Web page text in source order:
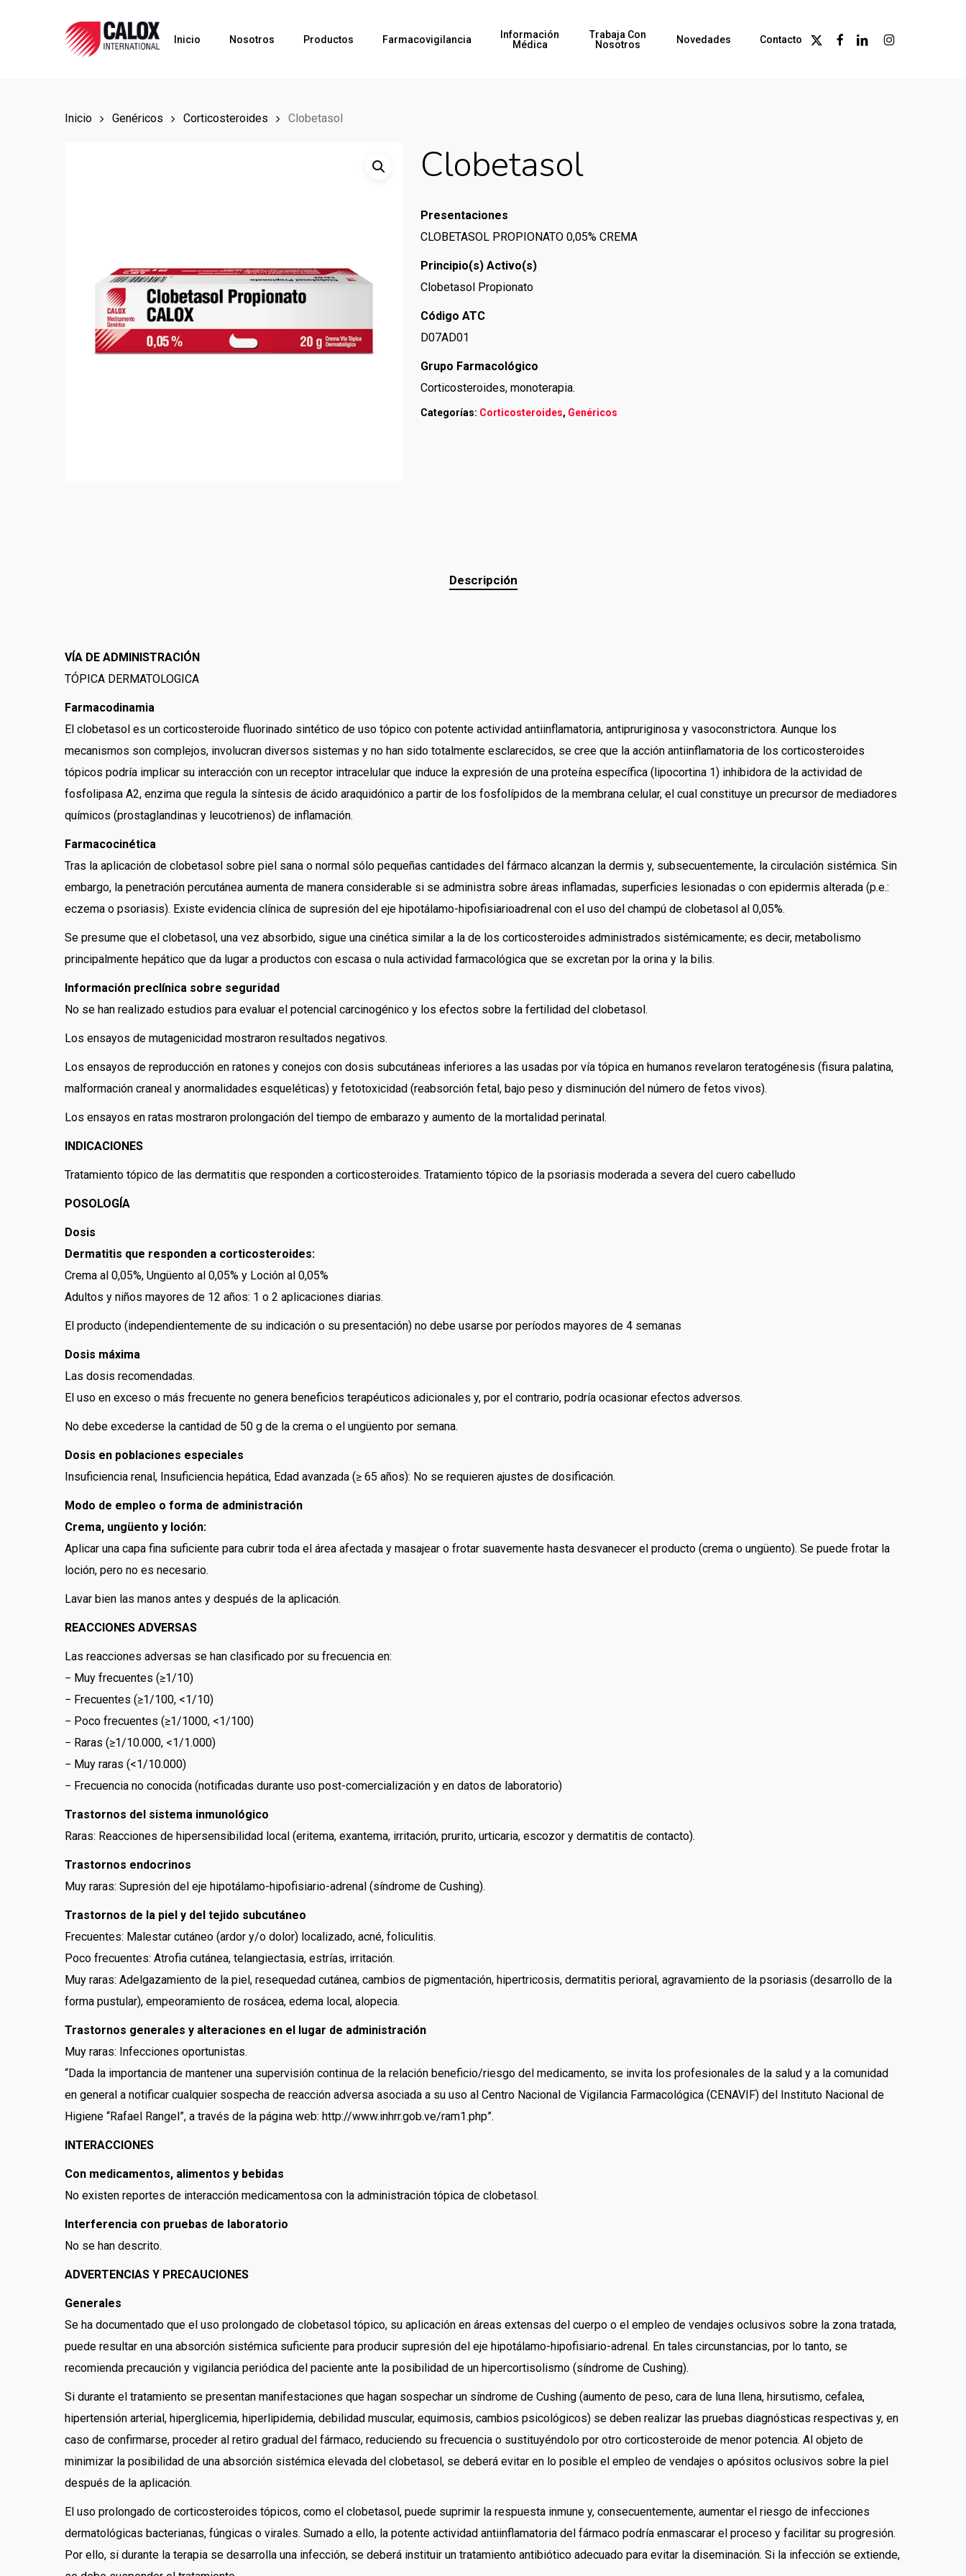
Inicio Nosotros Productos Farmacovigilancia
Información
Médica
Trabaja Con
Nosotros
Novedades Contacto
X-
Twitter
FacebookLinkedinInstagram
Inicio Genéricos Corticosteroides Clobetasol
Clobetasol
Presentaciones
CLOBETASOL PROPIONATO 0,05% CREMA
Principio(s) Activo(s)
Clobetasol Propionato
Código ATC
D07AD01
Grupo Farmacológico
Corticosteroides, monoterapia.
Categorías: Corticosteroides, Genéricos
Descripción
VÍA DE ADMINISTRACIÓN
TÓPICA DERMATOLOGICA
Farmacodinamia
El clobetasol es un corticosteroide fluorinado sintético de uso tópico con potente actividad antiinflamatoria, antipruriginosa y vasoconstrictora. Aunque los
mecanismos son complejos, involucran diversos sistemas y no han sido totalmente esclarecidos, se cree que la acción antiinflamatoria de los corticosteroides
tópicos podría implicar su interacción con un receptor intracelular que induce la expresión de una proteína específica (lipocortina 1) inhibidora de la actividad de
fosfolipasa A2, enzima que regula la síntesis de ácido araquidónico a partir de los fosfolípidos de la membrana celular, el cual constituye un precursor de mediadores
químicos (prostaglandinas y leucotrienos) de inflamación.
Farmacocinética
Tras la aplicación de clobetasol sobre piel sana o normal sólo pequeñas cantidades del fármaco alcanzan la dermis y, subsecuentemente, la circulación sistémica. Sin
embargo, la penetración percutánea aumenta de manera considerable si se administra sobre áreas inflamadas, superficies lesionadas o con epidermis alterada (p.e.:
eczema o psoriasis). Existe evidencia clínica de supresión del eje hipotálamo-hipofisiarioadrenal con el uso del champú de clobetasol al 0,05%.
Se presume que el clobetasol, una vez absorbido, sigue una cinética similar a la de los corticosteroides administrados sistémicamente; es decir, metabolismo
principalmente hepático que da lugar a productos con escasa o nula actividad farmacológica que se excretan por la orina y la bilis.
Información preclínica sobre seguridad
No se han realizado estudios para evaluar el potencial carcinogénico y los efectos sobre la fertilidad del clobetasol.
Los ensayos de mutagenicidad mostraron resultados negativos.
Los ensayos de reproducción en ratones y conejos con dosis subcutáneas inferiores a las usadas por vía tópica en humanos revelaron teratogénesis (fisura palatina,
malformación craneal y anormalidades esqueléticas) y fetotoxicidad (reabsorción fetal, bajo peso y disminución del número de fetos vivos).
Los ensayos en ratas mostraron prolongación del tiempo de embarazo y aumento de la mortalidad perinatal.
INDICACIONES
Tratamiento tópico de las dermatitis que responden a corticosteroides. Tratamiento tópico de la psoriasis moderada a severa del cuero cabelludo
POSOLOGÍA
Dosis
Dermatitis que responden a corticosteroides:
Crema al 0,05%, Ungüento al 0,05% y Loción al 0,05%
Adultos y niños mayores de 12 años: 1 o 2 aplicaciones diarias.
El producto (independientemente de su indicación o su presentación) no debe usarse por períodos mayores de 4 semanas
Dosis máxima
Las dosis recomendadas.
El uso en exceso o más frecuente no genera beneficios terapéuticos adicionales y, por el contrario, podría ocasionar efectos adversos.
No debe excederse la cantidad de 50 g de la crema o el ungüento por semana.
Dosis en poblaciones especiales
Insuficiencia renal, Insuficiencia hepática, Edad avanzada (≥ 65 años): No se requieren ajustes de dosificación.
Modo de empleo o forma de administración
Crema, ungüento y loción:
Aplicar una capa fina suficiente para cubrir toda el área afectada y masajear o frotar suavemente hasta desvanecer el producto (crema o ungüento). Se puede frotar la
loción, pero no es necesario.
Lavar bien las manos antes y después de la aplicación.
REACCIONES ADVERSAS
Las reacciones adversas se han clasificado por su frecuencia en:
− Muy frecuentes (≥1/10)
− Frecuentes (≥1/100, <1/10)
− Poco frecuentes (≥1/1000, <1/100)
− Raras (≥1/10.000, <1/1.000)
− Muy raras (<1/10.000)
− Frecuencia no conocida (notificadas durante uso post-comercialización y en datos de laboratorio)
Trastornos del sistema inmunológico
Raras: Reacciones de hipersensibilidad local (eritema, exantema, irritación, prurito, urticaria, escozor y dermatitis de contacto).
Trastornos endocrinos
Muy raras: Supresión del eje hipotálamo-hipofisiario-adrenal (síndrome de Cushing).
Trastornos de la piel y del tejido subcutáneo
Frecuentes: Malestar cutáneo (ardor y/o dolor) localizado, acné, foliculitis.
Poco frecuentes: Atrofia cutánea, telangiectasia, estrías, irritación.
Muy raras: Adelgazamiento de la piel, resequedad cutánea, cambios de pigmentación, hipertricosis, dermatitis perioral, agravamiento de la psoriasis (desarrollo de la
forma pustular), empeoramiento de rosácea, edema local, alopecia.
Trastornos generales y alteraciones en el lugar de administración
Muy raras: Infecciones oportunistas.
“Dada la importancia de mantener una supervisión continua de la relación beneficio/riesgo del medicamento, se invita los profesionales de la salud y a la comunidad
en general a notificar cualquier sospecha de reacción adversa asociada a su uso al Centro Nacional de Vigilancia Farmacológica (CENAVIF) del Instituto Nacional de
Higiene “Rafael Rangel”, a través de la página web: http://www.inhrr.gob.ve/ram1.php”.
INTERACCIONES
Con medicamentos, alimentos y bebidas
No existen reportes de interacción medicamentosa con la administración tópica de clobetasol.
Interferencia con pruebas de laboratorio
No se han descrito.
ADVERTENCIAS Y PRECAUCIONES
Generales
Se ha documentado que el uso prolongado de clobetasol tópico, su aplicación en áreas extensas del cuerpo o el empleo de vendajes oclusivos sobre la zona tratada,
puede resultar en una absorción sistémica suficiente para producir supresión del eje hipotálamo-hipofisiario-adrenal. En tales circunstancias, por lo tanto, se
recomienda precaución y vigilancia periódica del paciente ante la posibilidad de un hipercortisolismo (síndrome de Cushing).
Si durante el tratamiento se presentan manifestaciones que hagan sospechar un síndrome de Cushing (aumento de peso, cara de luna llena, hirsutismo, cefalea,
hipertensión arterial, hiperglicemia, hiperlipidemia, debilidad muscular, equimosis, cambios psicológicos) se deben realizar las pruebas diagnósticas respectivas y, en
caso de confirmarse, proceder al retiro gradual del fármaco, reduciendo su frecuencia o sustituyéndolo por otro corticosteroide de menor potencia. Al objeto de
minimizar la posibilidad de una absorción sistémica elevada del clobetasol, se deberá evitar en lo posible el empleo de vendajes o apósitos oclusivos sobre la piel
después de la aplicación.
El uso prolongado de corticosteroides tópicos, como el clobetasol, puede suprimir la respuesta inmune y, consecuentemente, aumentar el riesgo de infecciones
dermatológicas bacterianas, fúngicas o virales. Sumado a ello, la potente actividad antiinflamatoria del fármaco podría enmascarar el proceso y facilitar su progresión.
Por ello, si durante la terapia se desarrolla una infección, se deberá instituir un tratamiento antibiótico adecuado para evitar la diseminación. Si la infección se extiende,